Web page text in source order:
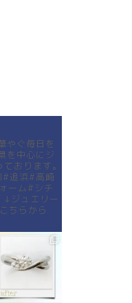
やぐ毎日を
を中心にジ
おります。
追浜#高崎
ーム#シチ
↓ジュエリー
ちらから